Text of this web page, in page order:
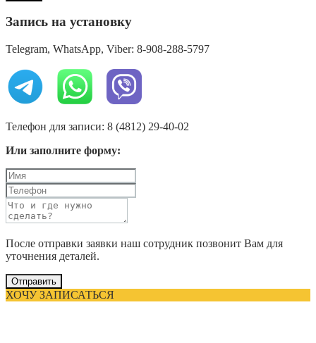
Запись на установку
Telegram, WhatsApp, Viber: 8-908-288-5797
Телефон для записи: 8 (4812) 29-40-02
Или заполните форму:
После отправки заявки наш сотрудник позвонит Вам для
уточнения деталей.
Отправить
ХОЧУ ЗАПИСАТЬСЯ